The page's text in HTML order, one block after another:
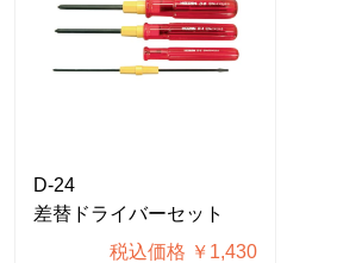
D-24
差替ドライバーセット
税込価格 ￥1,430